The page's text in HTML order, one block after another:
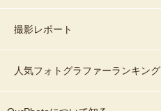
撮影レポート
人気フォトグラファーランキング